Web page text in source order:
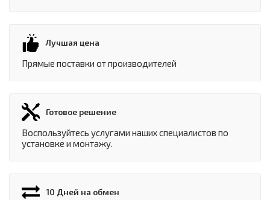
Лучшая цена
Прямые поставки от производителей
Готовое решение
Воспользуйтесь услугами наших специалистов по
установке и монтажу.
10 Дней на обмен